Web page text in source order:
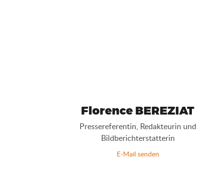
Florence BEREZIAT
Pressereferentin, Redakteurin und
Bildberichterstatterin
E-Mail senden